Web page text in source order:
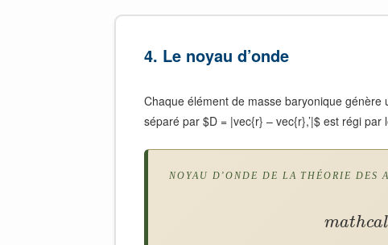
4. Le noyau d’onde
Chaque élément de masse baryonique génère
séparé par $D = |vec{r} – vec{r},’|$ est régi
NOYAU D’ONDE DE LA THÉORIE DES
mathcal